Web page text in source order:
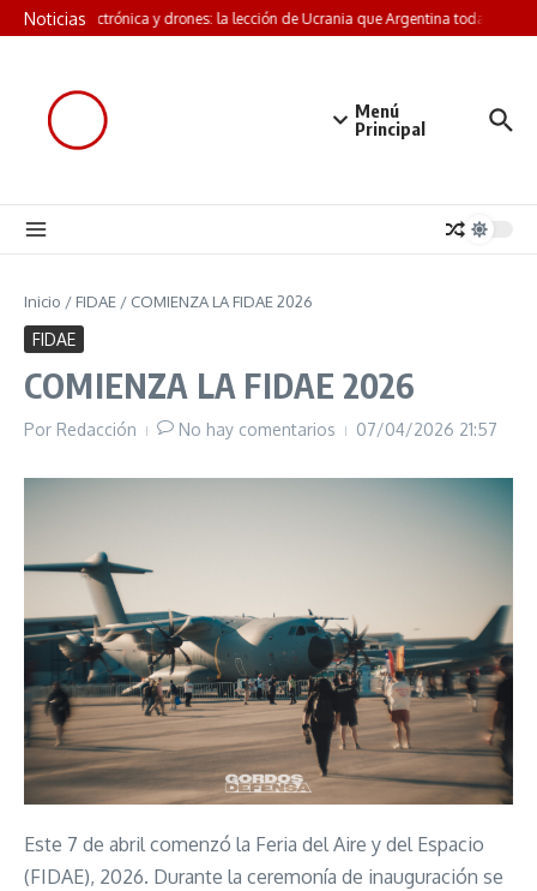
Saltar al contenido
Noticias
Guerra electrónica y drones: la lección de Ucrania que Argentina todavía no
Menú
Principal
Inicio / FIDAE / COMIENZA LA FIDAE 2026
FIDAE
COMIENZA LA FIDAE 2026
Por Redacción No hay comentarios 07/04/2026 21:57
Este 7 de abril comenzó la Feria del Aire y del Espacio
(FIDAE), 2026. Durante la ceremonía de inauguración se